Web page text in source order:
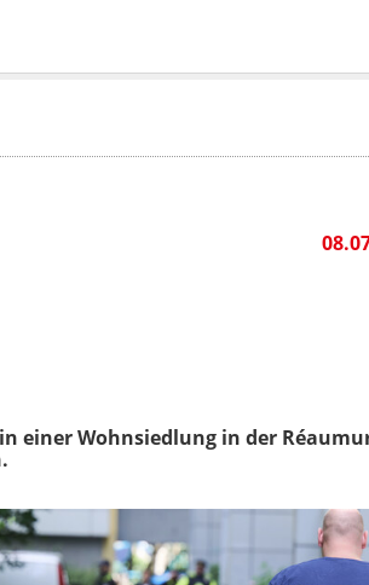
einer Wohnsiedlung in der